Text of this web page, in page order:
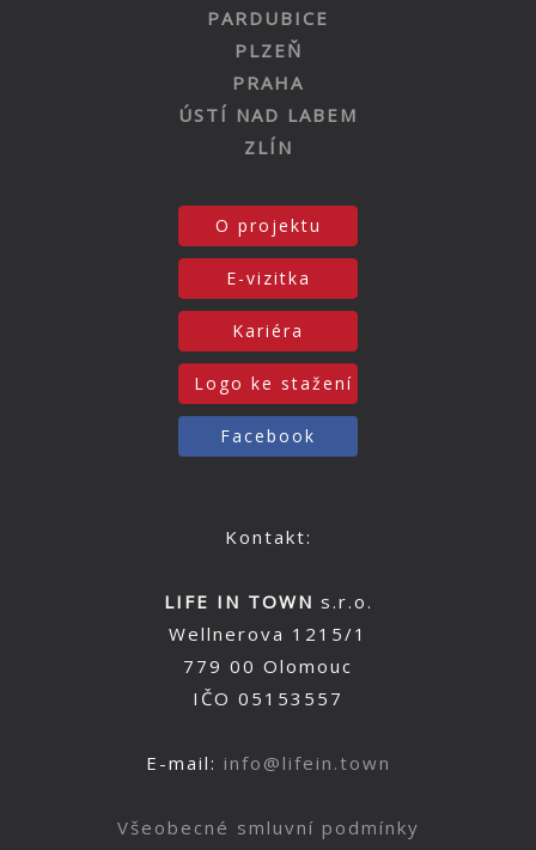
PARDUBICE
PLZEŇ
PRAHA
ÚSTÍ NAD LABEM
ZLÍN
O projektu
E-vizitka
Kariéra
Logo ke stažení
Facebook
Kontakt:
LIFE IN TOWN s.r.o.
Wellnerova 1215/1
779 00 Olomouc
IČO 05153557
E-mail: info@lifein.town
Všeobecné smluvní podmínky